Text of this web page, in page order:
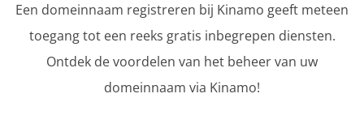
Een domeinnaam registreren bij Kinamo geeft meteen
toegang tot een reeks gratis inbegrepen diensten.
Ontdek de voordelen van het beheer van uw
domeinnaam via Kinamo!